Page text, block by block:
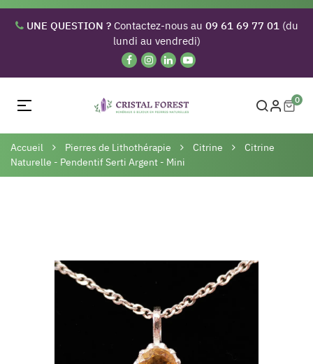
UNE QUESTION ?Contactez-nous au 09 61 69 77 01(du
lundi au vendredi)
Basculer
navigation
☰ 0
Accueil Pierres de Lithothérapie Citrine
Citrine
Naturelle - Pendentif Serti Argent - Mini